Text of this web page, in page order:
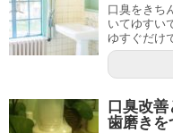
口臭をきち
いてゆすい
ゆすぐだけ
口臭改
歯磨きを